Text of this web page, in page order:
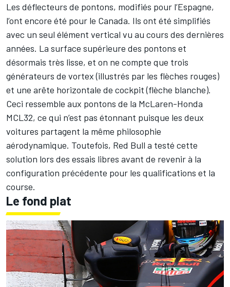
Les déflecteurs de pontons, modifiés pour l’Espagne,
l’ont encore été pour le Canada. Ils ont été simplifiés
avec un seul élément vertical vu au cours des dernières
années. La surface supérieure des pontons et
désormais très lisse, et on ne compte que trois
générateurs de vortex (illustrés par les flèches rouges)
et une arête horizontale de cockpit (flèche blanche).
Ceci ressemble aux pontons de la McLaren-Honda
MCL32, ce qui n’est pas étonnant puisque les deux
voitures partagent la même philosophie
aérodynamique. Toutefois, Red Bull a testé cette
solution lors des essais libres avant de revenir à la
configuration précédente pour les qualifications et la
course.
Le fond plat